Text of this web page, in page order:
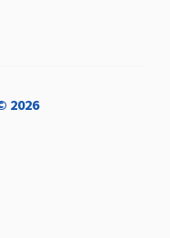
2026